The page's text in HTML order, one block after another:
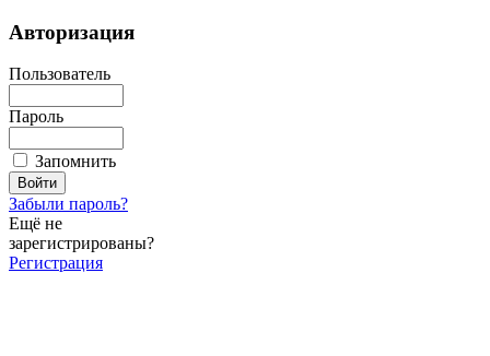
Авторизация
Пользователь
Пароль
Запомнить
Забыли пароль?
Ещё не
зарегистрированы?
Регистрация